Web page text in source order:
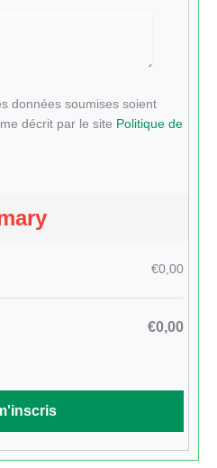
données soumises soient
décrit par le site Politique de
€0,00
€0,00